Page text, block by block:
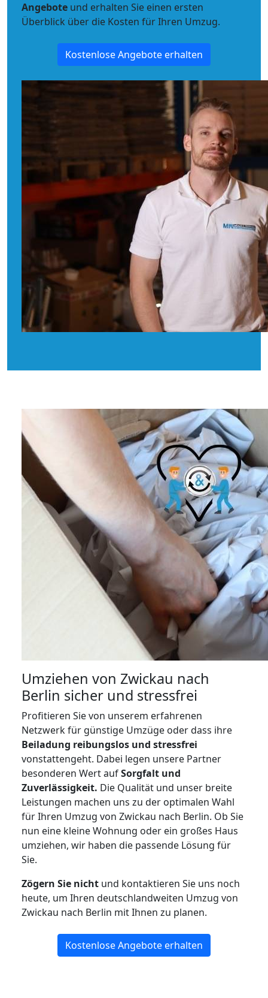
Angebote und erhalten Sie einen ersten
Überblick über die Kosten für Ihren Umzug.
Kostenlose Angebote erhalten
Umziehen von Zwickau nach
Berlin sicher und stressfrei
Profitieren Sie von unserem erfahrenen
Netzwerk für günstige Umzüge oder dass ihre
Beiladung reibungslos und stressfrei
vonstattengeht. Dabei legen unsere Partner
besonderen Wert aufSorgfalt und
Zuverlässigkeit. Die Qualität und unser breite
Leistungen machen uns zu der optimalen Wahl
für Ihren Umzug von Zwickau nach Berlin. Ob Sie
nun eine kleine Wohnung oder ein großes Haus
umziehen, wir haben die passende Lösung für
Sie.
Zögern Sie nicht und kontaktieren Sie uns noch
heute, um Ihren deutschlandweiten Umzug von
Zwickau nach Berlin mit Ihnen zu planen.
Kostenlose Angebote erhalten